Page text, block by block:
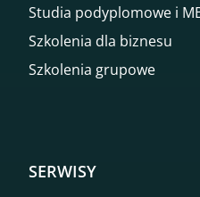
Studia podyplomowe i
Szkolenia dla biznesu
Szkolenia grupowe
SERWISY